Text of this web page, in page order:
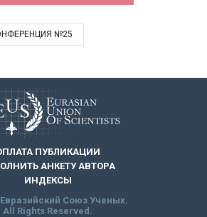
№25
ПУБЛИКАЦИИ
АНКЕТУ АВТОРА
ИНДЕКСЫ
Союз Ученых.
All Rights Reserved.